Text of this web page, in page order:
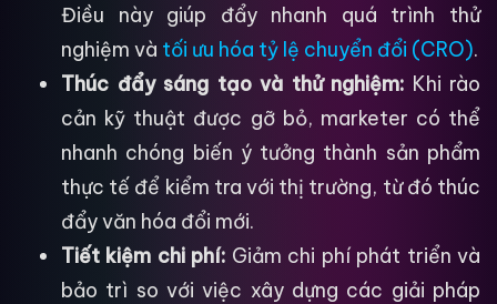
Điều này giúp đẩy nhanh quá trình thử
nghiệm và tối ưu hóa tỷ lệ chuyển đổi (CRO).
Thúc đẩy sáng tạo và thử nghiệm: Khi rào
cản kỹ thuật được gỡ bỏ, marketer có thể
nhanh chóng biến ý tưởng thành sản phẩm
thực tế để kiểm tra với thị trường, từ đó thúc
đẩy văn hóa đổi mới.
Tiết kiệm chi phí: Giảm chi phí phát triển và
bảo trì so với việc xây dựng các giải pháp